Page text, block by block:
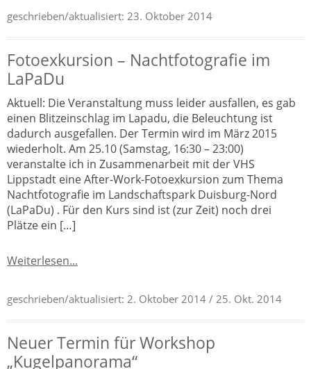
geschrieben/aktualisiert: 23. Oktober 2014
Fotoexkursion – Nachtfotografie im
LaPaDu
Aktuell: Die Veranstaltung muss leider ausfallen, es gab
einen Blitzeinschlag im Lapadu, die Beleuchtung ist
dadurch ausgefallen. Der Termin wird im März 2015
wiederholt. Am 25.10 (Samstag, 16:30 – 23:00)
veranstalte ich in Zusammenarbeit mit der VHS
Lippstadt eine After-Work-Fotoexkursion zum Thema
Nachtfotografie im Landschaftspark Duisburg-Nord
(LaPaDu) . Für den Kurs sind ist (zur Zeit) noch drei
Plätze ein […]
Weiterlesen...
geschrieben/aktualisiert: 2. Oktober 2014 / 25. Okt. 2014
Neuer Termin für Workshop
„Kugelpanorama“